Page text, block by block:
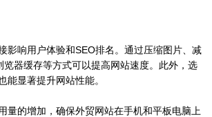
影响用户体验和SEO排名。通过压缩图片、减
览器缓存等方式可以提高网站速度。此外，选
能显著提升网站性能。
量的增加，确保外贸网站在手机和平板电脑上